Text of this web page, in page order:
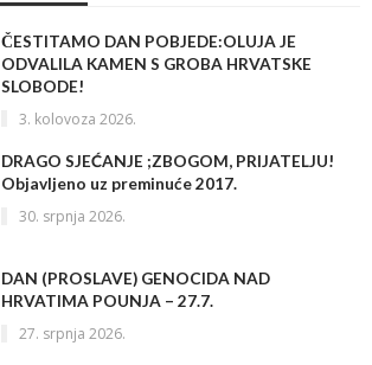
ČESTITAMO DAN POBJEDE:OLUJA JE
ODVALILA KAMEN S GROBA HRVATSKE
SLOBODE!
3. kolovoza 2026.
DRAGO SJEĆANJE ;ZBOGOM, PRIJATELJU!
Objavljeno uz preminuće 2017.
30. srpnja 2026.
DAN (PROSLAVE) GENOCIDA NAD
HRVATIMA POUNJA – 27.7.
27. srpnja 2026.